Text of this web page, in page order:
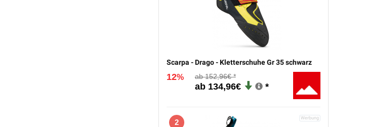
Scarpa - Drago - Kletterschuhe Gr 35 schwarz
12% 152,96€
134,96€
2